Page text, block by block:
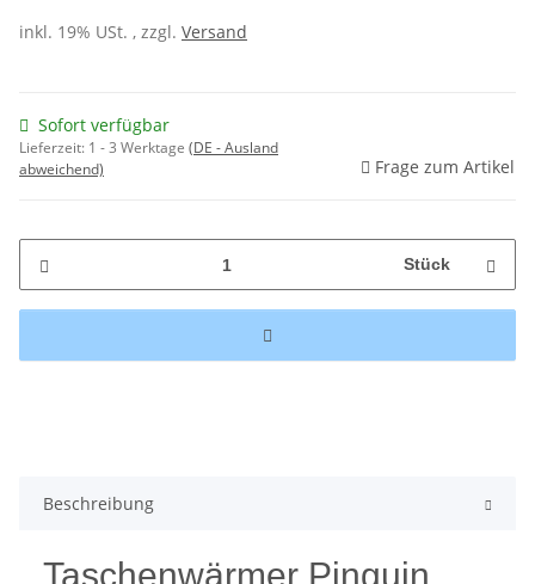
inkl. 19% USt. , zzgl. Versand
Sofort verfügbar
Lieferzeit: 1 - 3 Werktage (DE - Ausland
abweichend)
Frage zum Artikel
Stück
Beschreibung
Taschenwärmer Pinguin